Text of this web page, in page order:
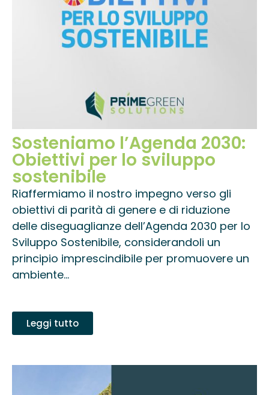
Sosteniamo l’Agenda 2030:
Obiettivi per lo sviluppo
sostenibile
Riaffermiamo il nostro impegno verso gli
obiettivi di parità di genere e di riduzione
delle diseguaglianze dell’Agenda 2030 per lo
Sviluppo Sostenibile, considerandoli un
principio imprescindibile per promuovere un
ambiente...
Leggi tutto